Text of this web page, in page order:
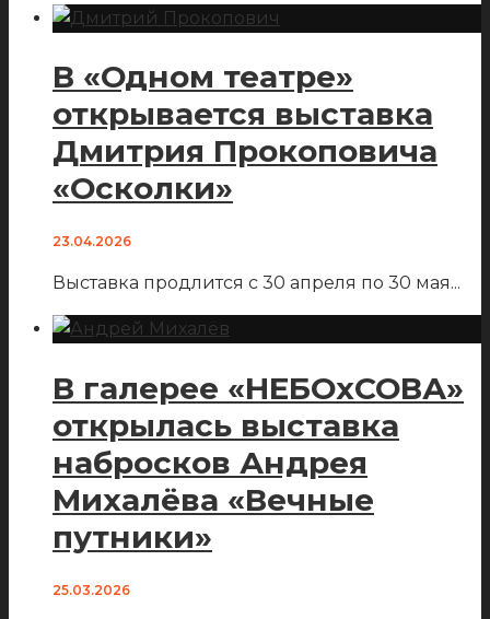
В «Одном театре»
открывается выставка
Дмитрия Прокоповича
«Осколки»
23.04.2026
Выставка продлится с 30 апреля по 30 мая...
В галерее «НЕБОхСОВА»
открылась выставка
набросков Андрея
Михалёва «Вечные
путники»
25.03.2026